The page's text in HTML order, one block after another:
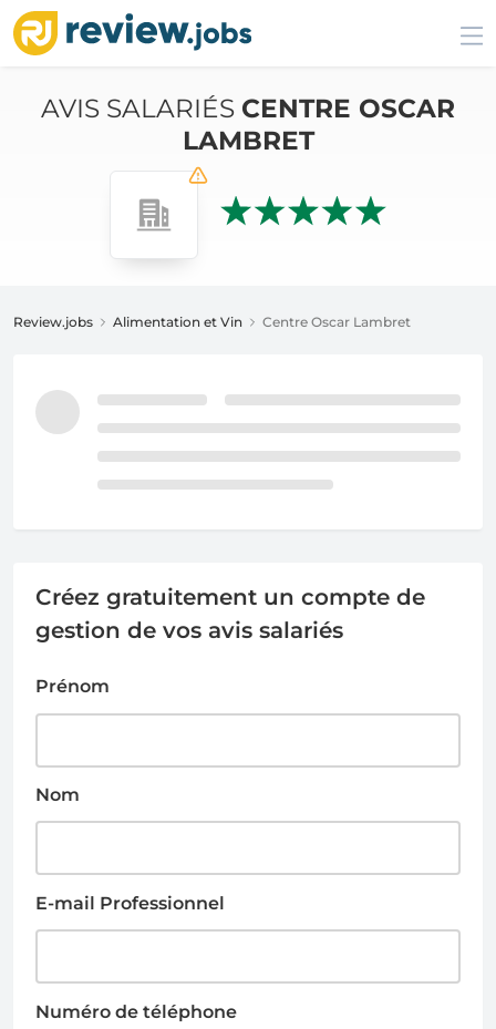
AVIS SALARIÉS CENTRE OSCAR
LAMBRET
Review.jobs Alimentation et Vin Centre Oscar Lambret
Créez gratuitement un compte de
gestion de vos avis salariés
Prénom
Nom
E-mail Professionnel
Numéro de téléphone